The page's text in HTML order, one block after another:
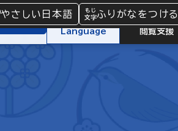
やさしい日本語 ふりがなをつける
検索
Language 閲覧支援